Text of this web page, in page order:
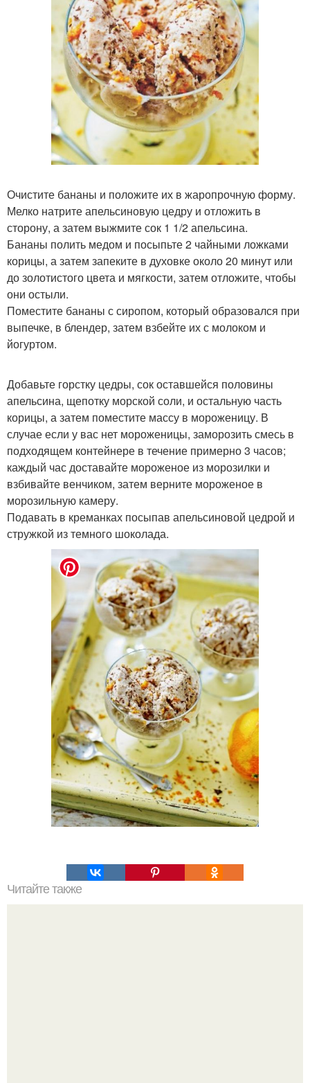
Очистите бананы и положите их в жаропрочную форму.
Мелко натрите апельсиновую цедру и отложить в
сторону, а затем выжмите сок 1 1/2 апельсина.
Бананы полить медом и посыпьте 2 чайными ложками
корицы, а затем запеките в духовке около 20 минут или
до золотистого цвета и мягкости, затем отложите, чтобы
они остыли.
Поместите бананы с сиропом, который образовался при
выпечке, в блендер, затем взбейте их с молоком и
йогуртом.
Добавьте горстку цедры, сок оставшейся половины
апельсина, щепотку морской соли, и остальную часть
корицы, а затем поместите массу в мороженицу. В
случае если у вас нет мороженицы, заморозить смесь в
подходящем контейнере в течение примерно 3 часов;
каждый час доставайте мороженое из морозилки и
взбивайте венчиком, затем верните мороженое в
морозильную камеру.
Подавать в креманках посыпав апельсиновой цедрой и
стружкой из темного шоколада.
Читайте также